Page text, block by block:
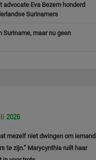
advocate Eva Bezem honderd
Surinamers
Suriname, maar nu geen
2026
mezelf niet dwingen om iemand
te zijn.” Marycynthia ruilt haar